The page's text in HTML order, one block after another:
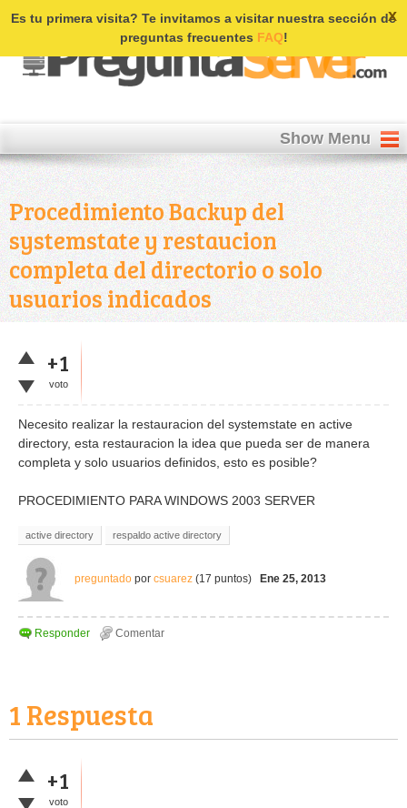
Login | Register
Es tu primera visita? Te invitamos a visitar nuestra sección de
preguntas frecuentes FAQ!
x
Show Menu
Procedimiento Backup del
systemstate y restaucion
completa del directorio o solo
usuarios indicados
+1
voto
Necesito realizar la restauracion del systemstate en active
directory, esta restauracion la idea que pueda ser de manera
completa y solo usuarios definidos, esto es posible?
PROCEDIMIENTO PARA WINDOWS 2003 SERVER
active directory respaldo active directory
preguntado por csuarez (17 puntos) Ene 25, 2013
1 Respuesta
+1
voto